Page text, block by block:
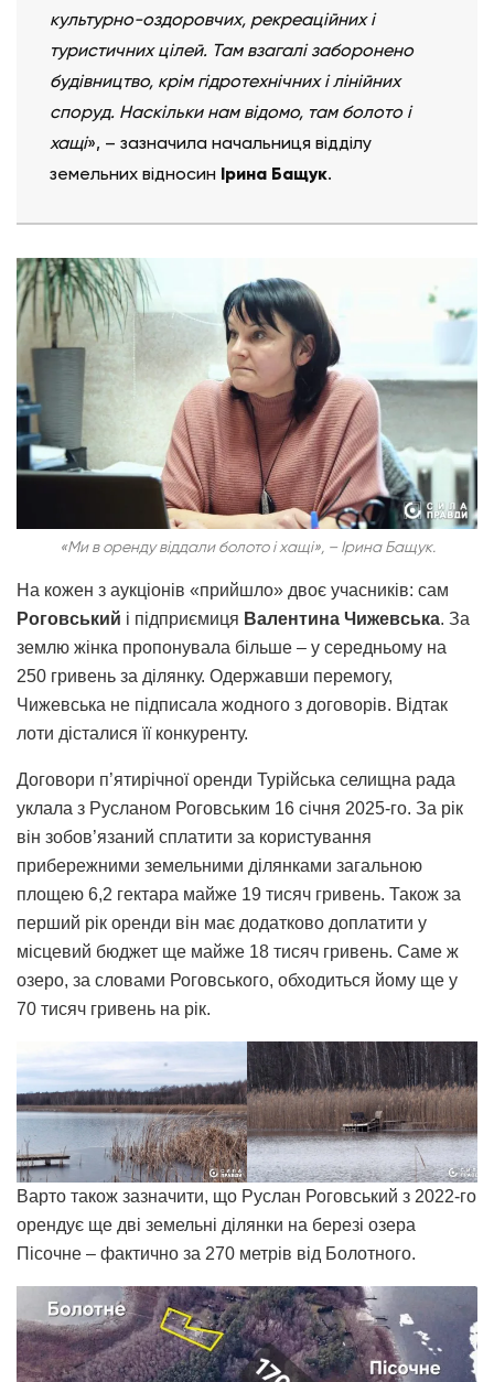
культурно-оздоровчих, рекреаційних і
туристичних цілей. Там взагалі заборонено
будівництво, крім гідротехнічних і лінійних
споруд. Наскільки нам відомо, там болото і
хащі», – зазначила начальниця відділу
земельних відносин Ірина Бащук.
«Ми в оренду віддали болото і хащі», – Ірина Бащук.
На кожен з аукціонів «прийшло» двоє учасників: сам
Роговський і підприємиця Валентина Чижевська. За
землю жінка пропонувала більше – у середньому на
250 гривень за ділянку. Одержавши перемогу,
Чижевська не підписала жодного з договорів. Відтак
лоти дісталися її конкуренту.
Договори п’ятирічної оренди Турійська селищна рада
уклала з Русланом Роговським 16 січня 2025-го. За рік
він зобов’язаний сплатити за користування
прибережними земельними ділянками загальною
площею 6,2 гектара майже 19 тисяч гривень. Також за
перший рік оренди він має додатково доплатити у
місцевий бюджет ще майже 18 тисяч гривень. Саме ж
озеро, за словами Роговського, обходиться йому ще у
70 тисяч гривень на рік.
Варто також зазначити, що Руслан Роговський з 2022-го
орендує ще дві земельні ділянки на березі озера
Пісочне – фактично за 270 метрів від Болотного.